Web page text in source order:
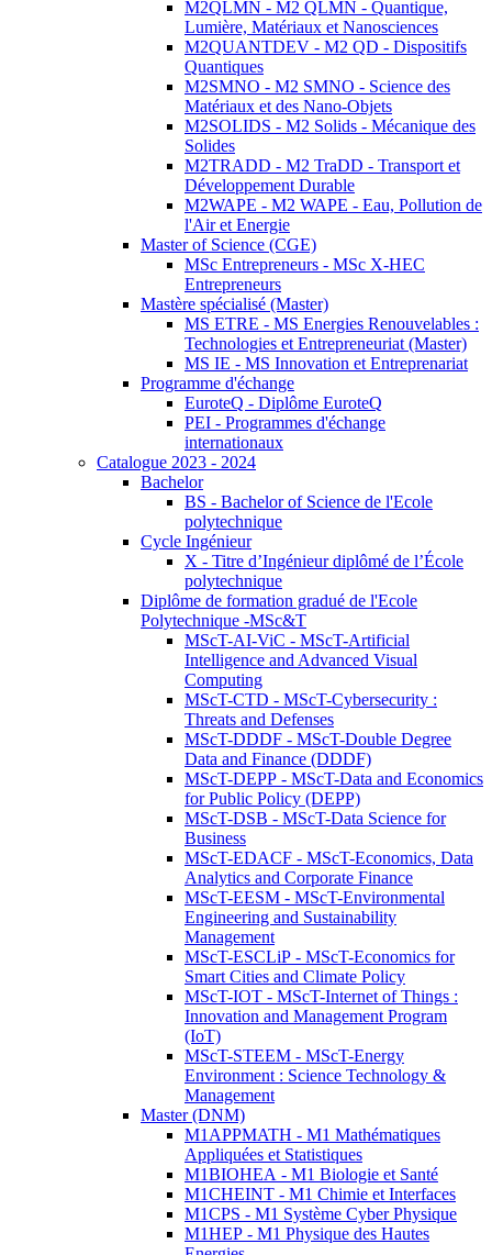
M2QLMN - M2 QLMN - Quantique,
Lumière, Matériaux et Nanosciences
M2QUANTDEV - M2 QD - Dispositifs
Quantiques
M2SMNO - M2 SMNO - Science des
Matériaux et des Nano-Objets
M2SOLIDS - M2 Solids - Mécanique des
Solides
M2TRADD - M2 TraDD - Transport et
Développement Durable
M2WAPE - M2 WAPE - Eau, Pollution de
l'Air et Energie
Master of Science (CGE)
MSc Entrepreneurs - MSc X-HEC
Entrepreneurs
Mastère spécialisé (Master)
MS ETRE - MS Energies Renouvelables :
Technologies et Entrepreneuriat (Master)
MS IE - MS Innovation et Entreprenariat
Programme d'échange
EuroteQ - Diplôme EuroteQ
PEI - Programmes d'échange
internationaux
Catalogue 2023 - 2024
Bachelor
BS - Bachelor of Science de l'Ecole
polytechnique
Cycle Ingénieur
X - Titre d’Ingénieur diplômé de l’École
polytechnique
Diplôme de formation gradué de l'Ecole
Polytechnique -MSc&T
MScT-AI-ViC - MScT-Artificial
Intelligence and Advanced Visual
Computing
MScT-CTD - MScT-Cybersecurity :
Threats and Defenses
MScT-DDDF - MScT-Double Degree
Data and Finance (DDDF)
MScT-DEPP - MScT-Data and Economics
for Public Policy (DEPP)
MScT-DSB - MScT-Data Science for
Business
MScT-EDACF - MScT-Economics, Data
Analytics and Corporate Finance
MScT-EESM - MScT-Environmental
Engineering and Sustainability
Management
MScT-ESCLiP - MScT-Economics for
Smart Cities and Climate Policy
MScT-IOT - MScT-Internet of Things :
Innovation and Management Program
(IoT)
MScT-STEEM - MScT-Energy
Environment : Science Technology &
Management
Master (DNM)
M1APPMATH - M1 Mathématiques
Appliquées et Statistiques
M1BIOHEA - M1 Biologie et Santé
M1CHEINT - M1 Chimie et Interfaces
M1CPS - M1 Système Cyber Physique
M1HEP - M1 Physique des Hautes